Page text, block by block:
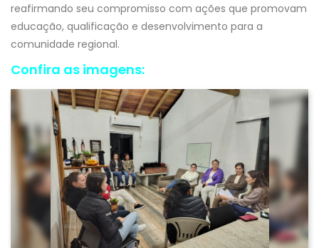
reafirmando seu compromisso com ações que promovam
educação, qualificação e desenvolvimento para a
comunidade regional.
Confira as imagens: